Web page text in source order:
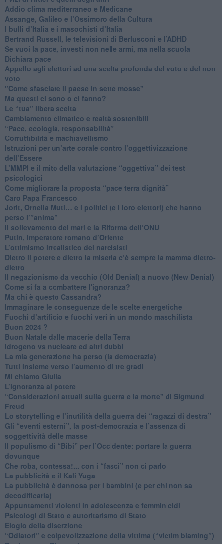
Addio clima mediterraneo e Medicane
​Assange, Galileo e l’Ossimoro della Cultura
​I bulli d’Italia e i masochisti d’Italia
​Bertrand Russell, le televisioni di Berlusconi e l’ADHD
​Se vuoi la pace, investi non nelle armi, ma nella scuola
​Dichiara pace
​Appello agli elettori ad una scelta profonda del voto e del non
voto
"Come sfasciare il paese in sette mosse"
​Ma questi ci sono o ci fanno?
​Le “tua” libera scelta
Cambiamento climatico e realtà sostenibili
“Pace, ecologia, responsabilità”
​Corruttibilità e machiavellismo
Istruzioni per un’arte corale contro l’oggettivizzazione
dell’Essere
​L’MMPI e il mito della valutazione “oggettiva” dei test
psicologici
Come migliorare la proposta “pace terra dignità”
Caro Papa Francesco
​Jorit, Ornella Muti… e i politici (e i loro elettori) che hanno
perso l’”anima”
​Il sollevamento dei mari e la Riforma dell’ONU
Putin, imperatore romano d’Oriente
​L’ottimismo irrealistico dei narcisisti
​Dietro il potere e dietro la miseria c’è sempre la mamma dietro-
dietro
Il negazionismo da vecchio (Old Denial) a nuovo (New Denial)
Come si fa a combattere l'ignoranza?
Ma chi è questo Cassandra?
Immaginare le conseguenze delle scelte energetiche
​Fuochi d’artificio e fuochi veri in un mondo maschilista
Buon 2024 ?
​Buon Natale dalle macerie della Terra
​Idrogeno vs nucleare ed altri dubbi
​La mia generazione ha perso (la democrazia)
​Tutti insieme verso l’aumento di tre gradi
Mi chiamo Giulia
L’ignoranza al potere
​“Considerazioni attuali sulla guerra e la morte" di Sigmund
Freud
​Lo storytelling e l’inutilità della guerra dei “ragazzi di destra”
​Gli “eventi esterni”, la post-democrazia e l’assenza di
soggettività delle masse
​Il populismo di “Bibi” per l’Occidente: portare la guerra
dovunque
​Che roba, contessa!... con i “fasci” non ci parlo
La pubblicità e il Kali Yuga
​La pubblicità è dannosa per i bambini (e per chi non sa
decodificarla)
​Appuntamenti violenti in adolescenza e femminicidi
​Psicologi di Stato e autoritarismo di Stato
Elogio della diserzione
“Odiatori” e colpevolizzazione della vittima (“victim blaming”)